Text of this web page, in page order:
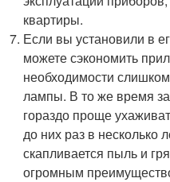
квартиры.
Если вы установили в
можете сэкономить
необходимости
лампы. В то же время
гораздо проще
до них раз в несколько
скапливается пыль и
огромным